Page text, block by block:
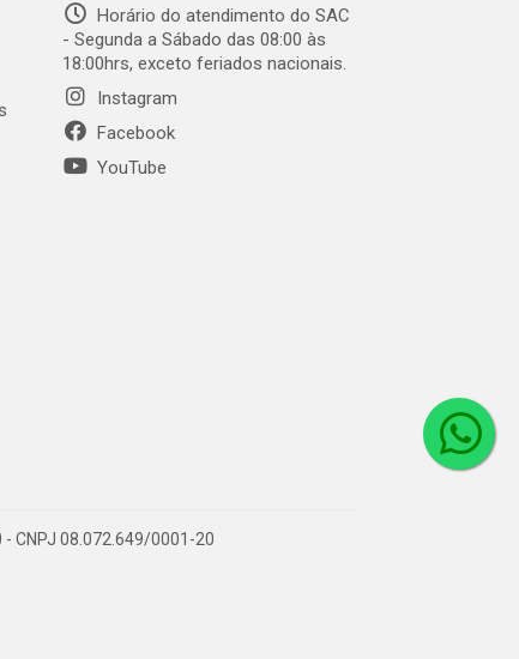
Horário do atendimento do SAC
- Segunda a Sábado das 08:00 às
18:00hrs, exceto feriados nacionais.
Instagram
Facebook
YouTube
CNPJ 08.072.649/0001-20